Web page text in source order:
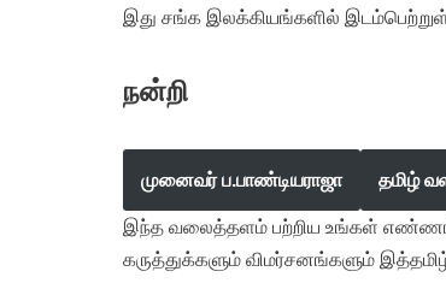
இது சங்க இலக்கியங்களில்
நன்றி
முனைவர் ப.பாண்டியராஜா தமிழ்
இந்த வலைத்தளம் பற்றிய உங்கள்
கருத்துக்களும் விமர்சனங்களும்